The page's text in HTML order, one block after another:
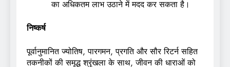
का अधिकतम लाभ उठाने में मदद कर सकता है।
निष्कर्ष
पूर्वानुमानित ज्योतिष, पारगमन, प्रगति और सौर रिटर्न सहित
तकनीकों की समृद्ध श्रृंखला के साथ, जीवन की धाराओं को